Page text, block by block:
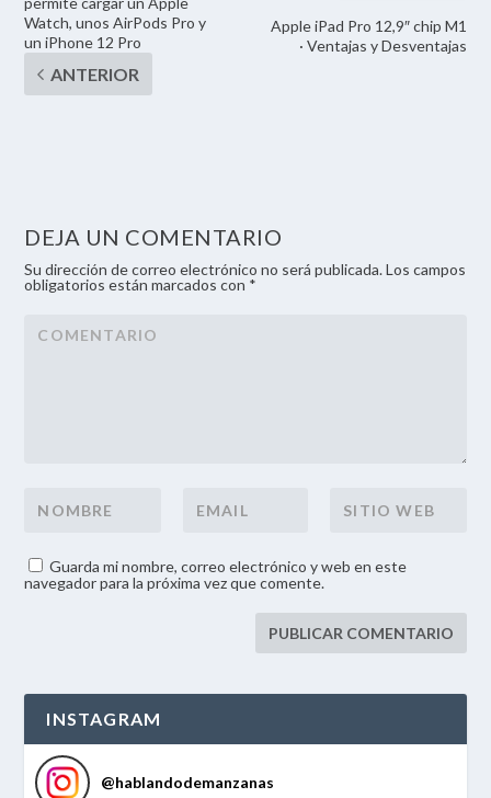
Watch, unos AirPods Pro y
un iPhone 12 Pro
Apple iPad Pro 12,9″ chip M1
· Ventajas y Desventajas
DEJA UN COMENTARIO
Su dirección de correo electrónico no será publicada. Los campos
obligatorios están marcados con *
Guarda mi nombre, correo electrónico y web en este
navegador para la próxima vez que comente.
INSTAGRAM
@hablandodemanzanas